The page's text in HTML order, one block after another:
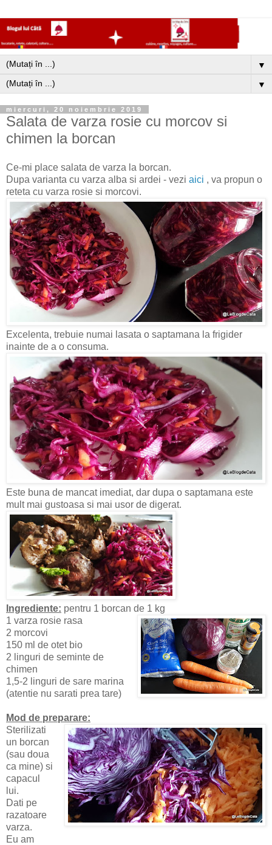
▼
▼
miercuri, 20 noiembrie 2019
Salata de varza rosie cu morcov si
chimen la borcan
Ce-mi place salata de varza la borcan.
Dupa varianta cu varza alba si ardei - vezi aici , va propun o
reteta cu varza rosie si morcovi.
Excelenta, trebuie numai lasata o saptamana la frigider
inainte de a o consuma.
Este buna de mancat imediat, dar dupa o saptamana este
mult mai gustoasa si mai usor de digerat.
Ingrediente: pentru 1 borcan de 1 kg
1 varza rosie rasa
2 morcovi
150 ml de otet bio
2 linguri de seminte de
chimen
1,5-2 linguri de sare marina
(atentie nu sarati prea tare)
Mod de preparare:
Sterilizati
un borcan
(sau doua
ca mine) si
capacul
lui.
Dati pe
razatoare
varza.
Eu am